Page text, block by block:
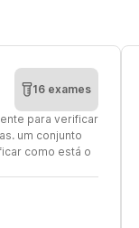
16 exames
para verificar
um conjunto
como está o